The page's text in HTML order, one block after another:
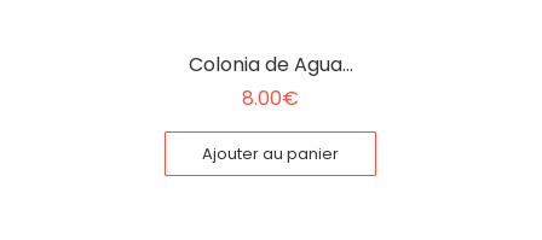
Colonia de Agua…
8.00€
Ajouter au panier